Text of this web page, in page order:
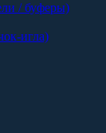
/ буферы)
игла)